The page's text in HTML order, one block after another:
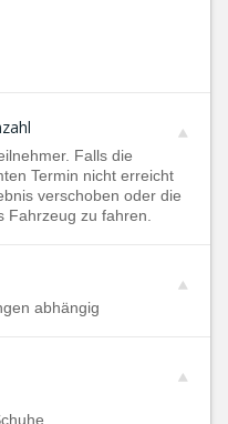
Falls die
Termin nicht erreicht
verschoben oder die
Fahrzeug zu fahren.
abhängig